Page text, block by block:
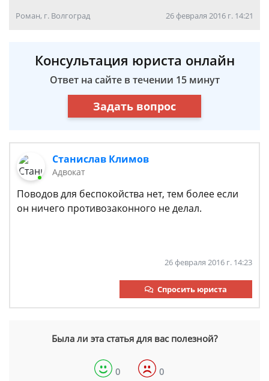
Роман, г. Волгоград 26 февраля 2016 г. 14:21
Консультация юриста онлайн
Ответ на сайте в течении 15 минут
Задать вопрос
Станислав Климов
Адвокат
Поводов для беспокойства нет, тем более если
он ничего противозаконного не делал.
26 февраля 2016 г. 14:23
Спросить юриста
Была ли эта статья для вас полезной?
0 0